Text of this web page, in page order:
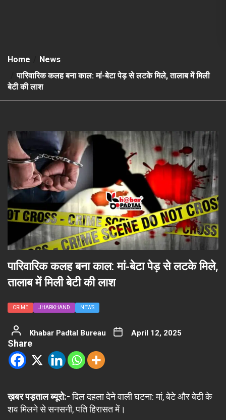
Home
News
पारिवारिक कलह बना काल: मां-बेटा पेड़ से लटके मिले, तालाब में मिली
बेटी की लाश
पारिवारिक कलह बना काल: मां-बेटा पेड़ से लटके मिले,
तालाब में मिली बेटी की लाश
CRIME JHARKHAND NEWS
Khabar Padtal Bureau April 12, 2025
Share
ख़बर पड़ताल ब्यूरो:-दिल दहला देने वाली घटना: मां, बेटे और बेटी के
शव मिलने से सनसनी, पति हिरासत में।